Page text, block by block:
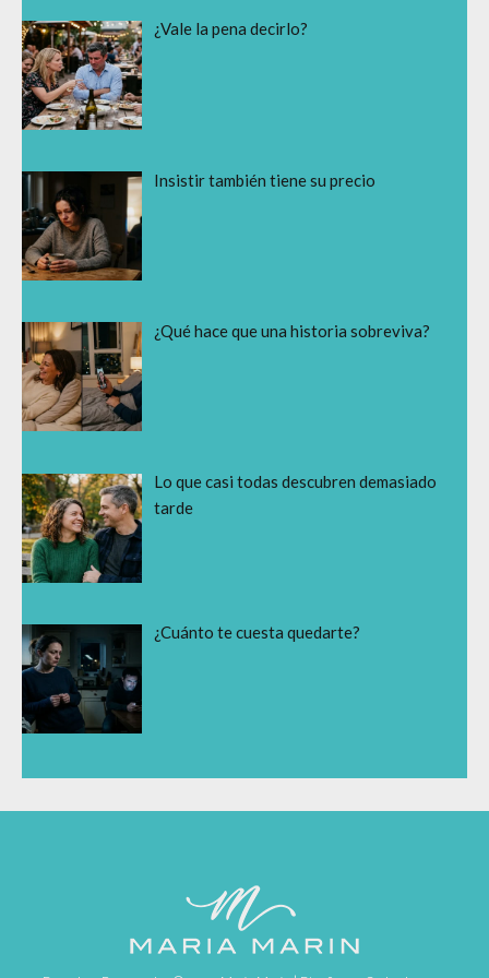
¿Vale la pena decirlo?
Insistir también tiene su precio
¿Qué hace que una historia sobreviva?
Lo que casi todas descubren demasiado
tarde
¿Cuánto te cuesta quedarte?